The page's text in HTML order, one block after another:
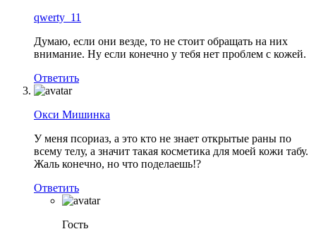
qwerty_11
Думаю, если они везде, то не стоит обращать на них
внимание. Ну если конечно у тебя нет проблем с кожей.
Ответить
Окси Мишинка
У меня псориаз, а это кто не знает открытые раны по
всему телу, а значит такая косметика для моей кожи табу.
Жаль конечно, но что поделаешь!?
Ответить
Гость